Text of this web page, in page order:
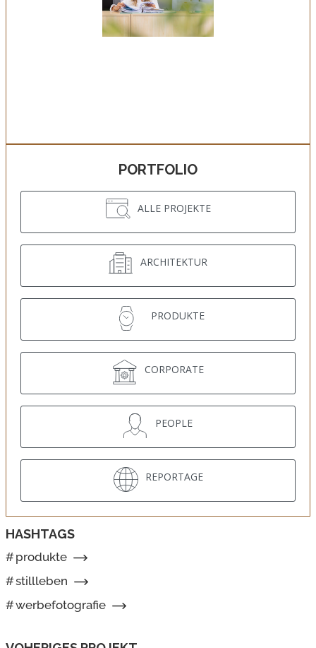
HASHTAGS
#produkte
#stillleben
#werbefotografie
PORTFOLIO
ALLE PROJEKTE
ARCHITEKTUR
PRODUKTE
CORPORATE
PEOPLE
REPORTAGE